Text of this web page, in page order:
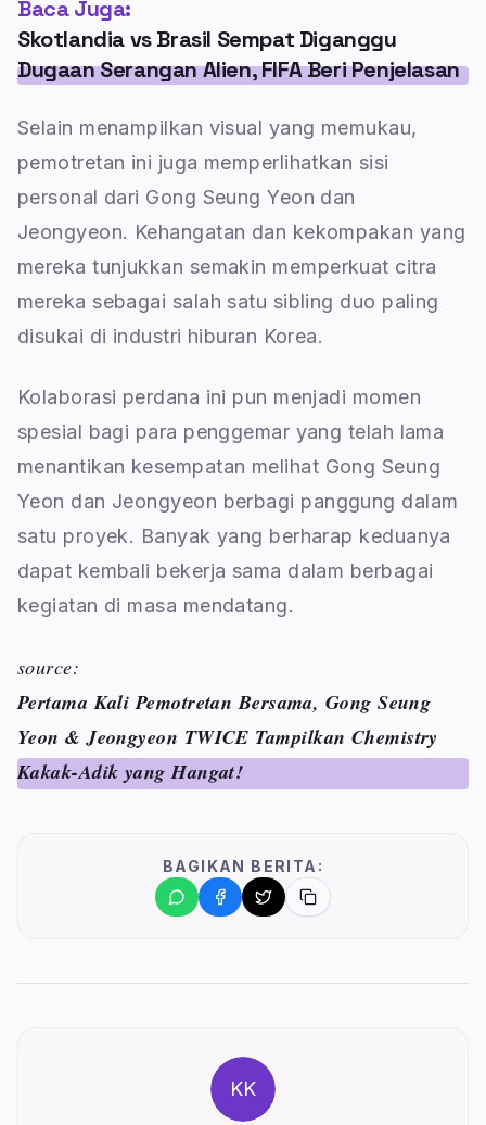
Baca Juga:
Skotlandia vs Brasil Sempat Diganggu
Dugaan Serangan Alien, FIFA Beri Penjelasan
Selain menampilkan visual yang memukau,
pemotretan ini juga memperlihatkan sisi
personal dari Gong Seung Yeon dan
Jeongyeon. Kehangatan dan kekompakan yang
mereka tunjukkan semakin memperkuat citra
mereka sebagai salah satu sibling duo paling
disukai di industri hiburan Korea.
Kolaborasi perdana ini pun menjadi momen
spesial bagi para penggemar yang telah lama
menantikan kesempatan melihat Gong Seung
Yeon dan Jeongyeon berbagi panggung dalam
satu proyek. Banyak yang berharap keduanya
dapat kembali bekerja sama dalam berbagai
kegiatan di masa mendatang.
source:
Pertama Kali Pemotretan Bersama, Gong Seung
Yeon & Jeongyeon TWICE Tampilkan Chemistry
Kakak-Adik yang Hangat!
BAGIKAN BERITA:
KK